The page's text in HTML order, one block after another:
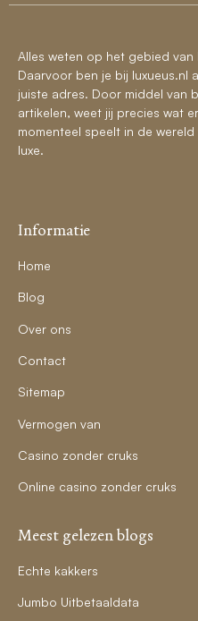
Alles weten op het gebied van
Daarvoor ben je bij luxueus.nl
juiste adres. Door middel van
artikelen, weet jij precies wat er
momenteel speelt in de wereld
luxe.
Informatie
Home
Blog
Over ons
Contact
Sitemap
Vermogen van
Casino zonder cruks
Online casino zonder cruks
Meest gelezen blogs
Echte kakkers
Jumbo Uitbetaaldata